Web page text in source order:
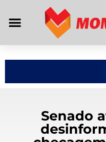
Senado